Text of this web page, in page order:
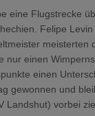
eine Flugstrecke
Felipe
nur einen
einen
gewonnen und
Landshut) vorbei